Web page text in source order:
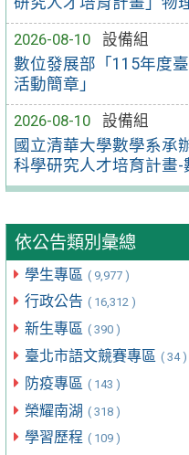
2026-08-10
設備組
數位發展部「115年度
活動簡章」
2026-08-10
設備組
國立清華大學數學系承
科學研究人才培育計畫-
依公告類別彙總
學生專區 ( 9,977 )
行政公告 ( 16,312 )
新生專區 ( 390 )
臺北市語文競賽專區 ( 34 )
防疫專區 ( 143 )
榮耀南湖 ( 318 )
學習歷程 ( 109 )